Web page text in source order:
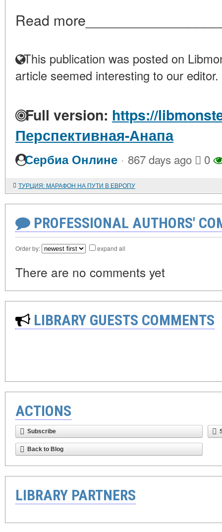
Read
This publication was posted on
article seemed interesting to our editor.
Full version: https://
Перспективная-Анапа
Сербиа Онлине · 867 days ago 0
ТУРЦИЯ: МАРАФОН НА ПУТИ В ЕВРОПУ
PROFESSIONAL AUTHORS'
Order by: expand all
There are no comments yet
LIBRARY GUESTS COMMENTS
ACTIONS
Subscribe
Back to Blog
LIBRARY PARTNERS